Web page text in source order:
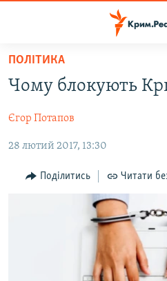
Перейти
основного
Перейти
до
навігації
ВОДА.КРИМ
ВІДЕО ТА ФОТО
ПОЛІТИКА
БЛОГИ
СПЕЦПРОЕКТИ
ПОЛІТИКА
Чому блокують
Єгор Потапов
28 лютий 2017, 13:30
Поділитись Читати